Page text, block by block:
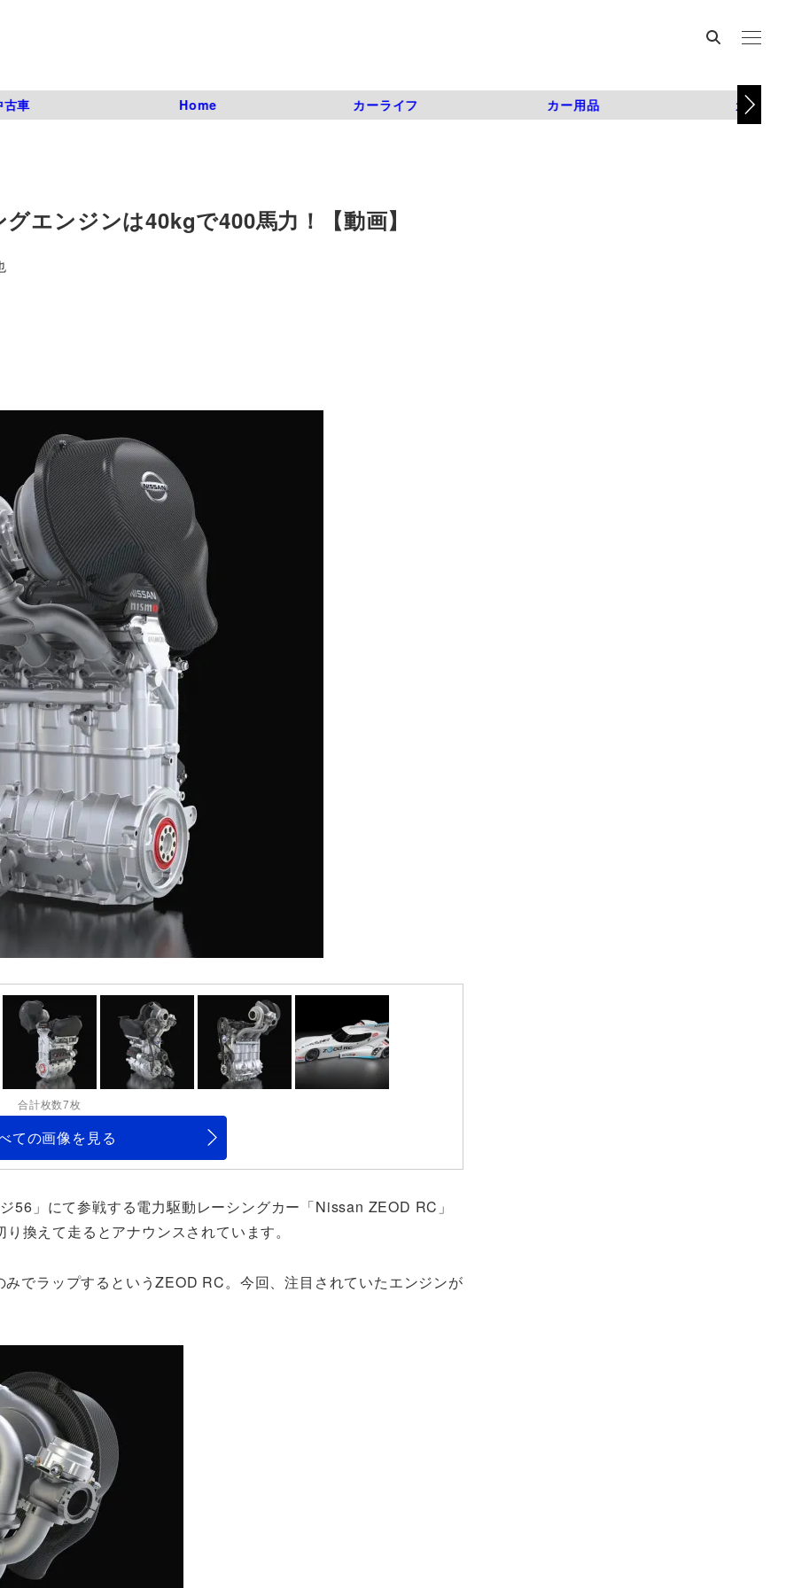
古車 Home カーライフ カー用品 カスタム
エンジンは40kgで400馬力！【動画】
合計枚数7枚
ての画像を見る
56」にて参戦する電力駆­動レーシングカー「Nissan ZEOD RC」
換えて走るとアナウンスされています。
でラップするというZEOD RC。今回、注目されていたエンジンが